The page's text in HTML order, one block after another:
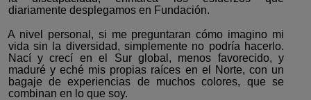
diariamente desplegamos en Fundación.
A nivel personal, si me preguntaran cómo imagino mi
vida sin la diversidad, simplemente no podría hacerlo.
Nací y crecí en el Sur global, menos favorecido, y
maduré y eché mis propias raíces en el Norte, con un
bagaje de experiencias de muchos colores, que se
combinan en lo que soy.